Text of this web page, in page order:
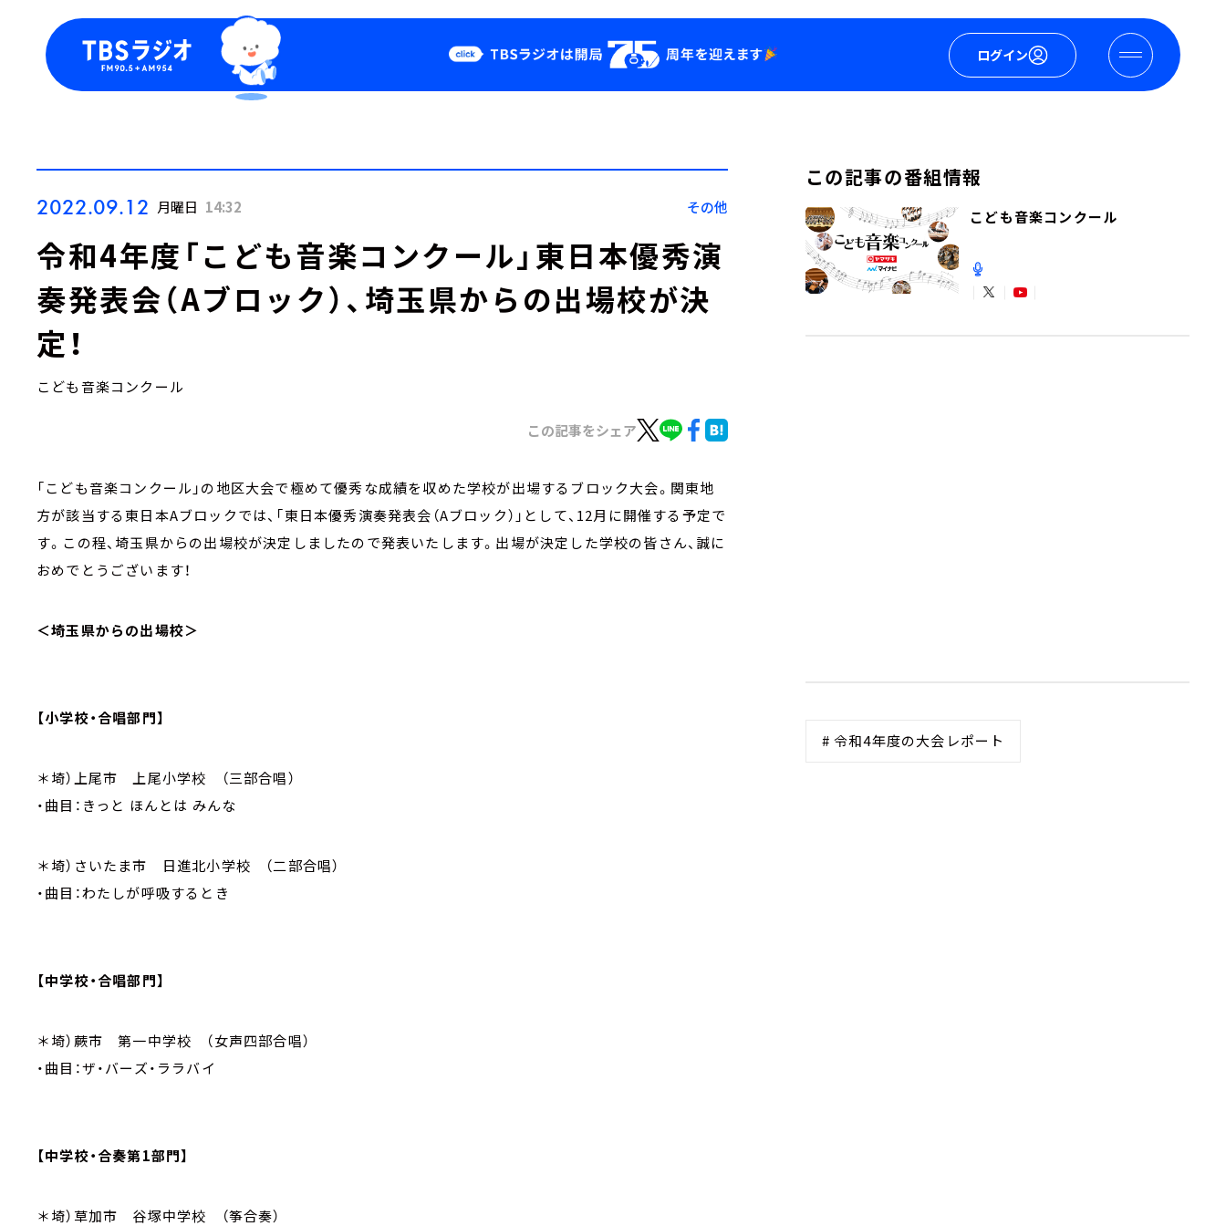
ログイン
Podcast
YouTube
2022.09.12 月曜日 14:32 その他
令和4年度「こども音楽コンクール」東日本優秀演
奏発表会（Aブロック）、埼玉県からの出場校が決
定！
こども音楽コンクール
この記事をシェア
「こども音楽コンクール」の地区大会で極めて優秀な成績を収めた学校が出場するブロック大会。関東地
方が該当する東日本Aブロックでは、「東日本優秀演奏発表会（Aブロック）」として、12月に開催する予定で
す。この程、埼玉県からの出場校が決定しましたので発表いたします。出場が決定した学校の皆さん、誠に
おめでとうございます！
＜埼玉県からの出場校＞
【小学校・合唱部門】
＊埼）上尾市 上尾小学校 （三部合唱）
・曲目：きっと ほんとは みんな
＊埼）さいたま市 日進北小学校 （二部合唱）
・曲目：わたしが呼吸するとき
【中学校・合唱部門】
＊埼）蕨市 第一中学校 （女声四部合唱）
・曲目：ザ・バーズ・ララバイ
【中学校・合奏第1部門】
＊埼）草加市 谷塚中学校 （筝合奏）
この記事の番組情報
こども音楽コンクール
# 令和4年度の大会レポート